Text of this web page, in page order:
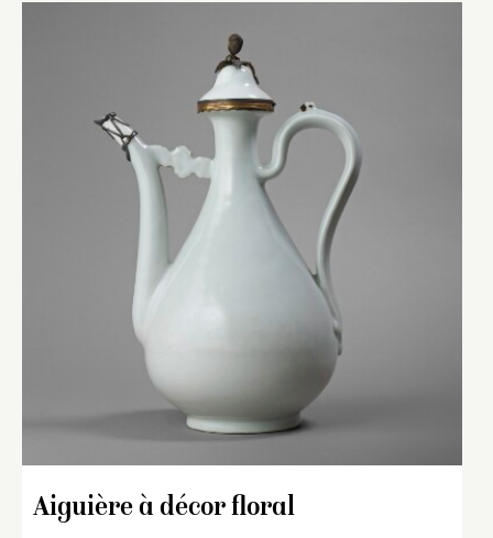
Aiguière à décor floral